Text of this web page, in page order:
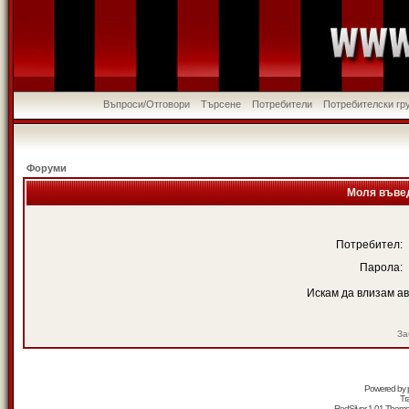
Въпроси/Отговори Търсене Потребители Потребителски
Форуми
Моля
Потребител:
Парола:
Искам да влизам
Powered by